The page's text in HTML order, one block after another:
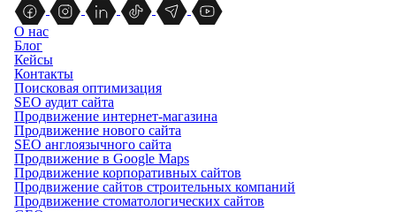
О нас
Блог
Кейсы
Контакты
Поисковая оптимизация
SEO аудит сайта
Продвижение интернет-магазина
Продвижение нового сайта
SEO англоязычного сайта
Продвижение в Google Maps
Продвижение корпоративных сайтов
Продвижение сайтов строительных компаний
Продвижение стоматологических сайтов